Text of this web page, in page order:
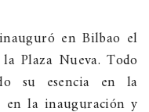
en Bilbao el
Plaza Nueva. Todo
su esencia en la
la inauguración y